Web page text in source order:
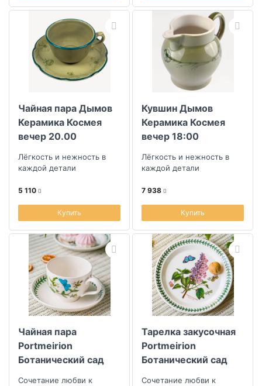
Чайная пара Дымов
Керамика Космея
вечер 20.00
Лёгкость и нежность в
каждой детали
5 110
Купить
Кувшин Дымов
Керамика Космея
вечер 18:00
Лёгкость и нежность в
каждой детали
7 938
Купить
Чайная пара
Portmeirion
Ботанический сад
Сочетание любви к
Тарелка закусочная
Portmeirion
Ботанический сад
Сочетание любви к